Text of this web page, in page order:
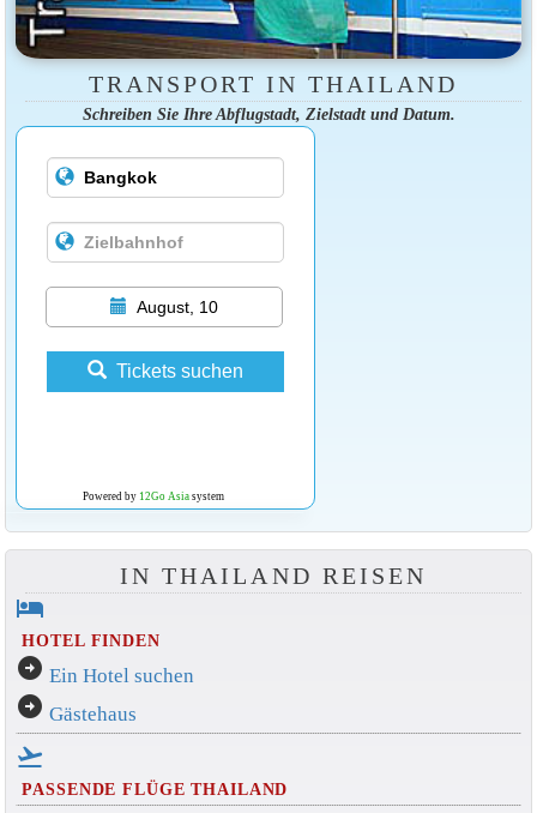
TRANSPORT IN THAILAND
Schreiben Sie Ihre Abflugstadt, Zielstadt und Datum.
August, 10
Tickets suchen
Powered by 12Go Asiasystem
IN THAILAND REISEN
hotel
HOTEL FINDEN
arrow_circle_right Ein Hotel suchen
arrow_circle_right Gästehaus
flight_takeoff
PASSENDE FLÜGE THAILAND